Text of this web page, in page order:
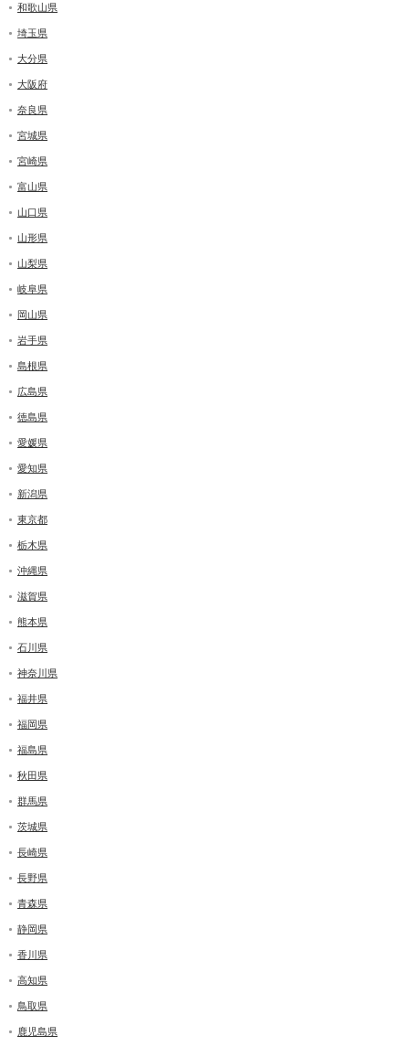
和歌山県
埼玉県
大分県
大阪府
奈良県
宮城県
宮崎県
富山県
山口県
山形県
山梨県
岐阜県
岡山県
岩手県
島根県
広島県
徳島県
愛媛県
愛知県
新潟県
東京都
栃木県
沖縄県
滋賀県
熊本県
石川県
神奈川県
福井県
福岡県
福島県
秋田県
群馬県
茨城県
長崎県
長野県
青森県
静岡県
香川県
高知県
鳥取県
鹿児島県